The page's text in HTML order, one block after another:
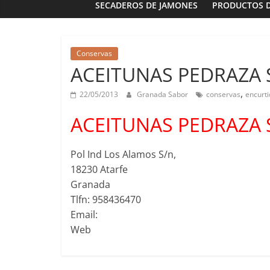
SECADEROS DE JAMONES PRODUCTOS
Conservas
ACEITUNAS PEDRAZA
22/05/2013 Granada Sabor conservas,
ACEITUNAS PEDRAZA
Pol Ind Los Alamos S/n,
18230 Atarfe
Granada
Tlfn: 958436470
Email:
Web
Panaderías
Panadería
03/02/2023